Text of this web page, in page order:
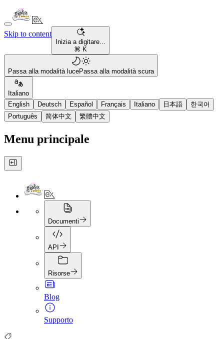
Skip to content
Inizia a digitare...
⌘ K
Passa alla modalità lucePassa alla modalità scura
Italiano
English
Deutsch Español Français Italiano 日本語
한국어
Português
简体中文 繁體中文
Menu principale
Documenti
API
Risorse
Blog
Supporto